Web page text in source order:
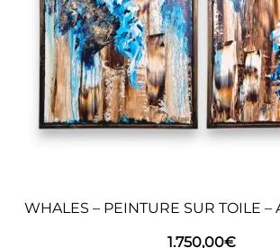
WHALES – PEINTURE SUR TOILE –
1.750,00€